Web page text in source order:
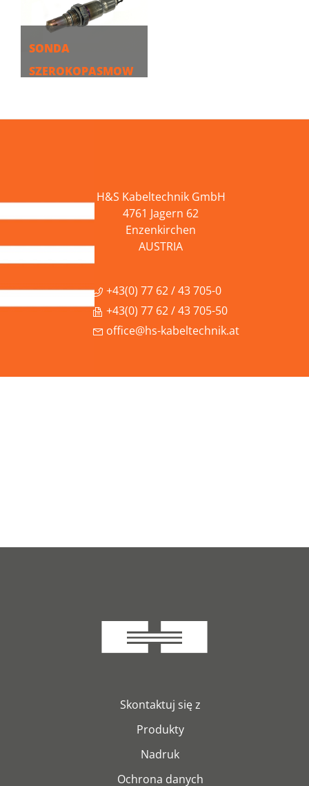
SONDA
SZEROKOPASMOW
H&S Kabeltechnik GmbH
4761 Jagern 62
Enzenkirchen
AUSTRIA
+43(0) 77 62 / 43 705-0
+43(0) 77 62 / 43 705-50
office@hs-kabeltechnik.at
Skontaktuj się z
Produkty
Nadruk
Ochrona danych